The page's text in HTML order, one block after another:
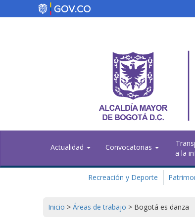
Actualidad Convocatorias
a la
Recreación y Deporte
Inicio > Áreas de trabajo > Bogotá es danza